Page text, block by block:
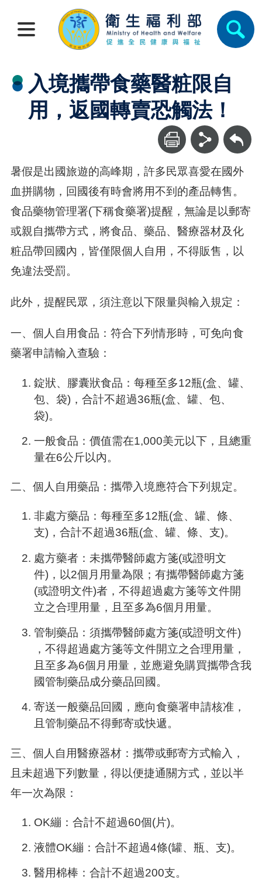
入境攜帶食藥醫粧限自
用，返國轉賣恐觸法！
回上一頁
暑假是出國旅遊的高峰期，許多民眾喜愛在國外
血拼購物，回國後有時會將用不到的產品轉售。
食品藥物管理署(下稱食藥署)提醒，無論是以郵寄
或親自攜帶方式，將食品、藥品、醫療器材及化
粧品帶回國內，皆僅限個人自用，不得販售，以
免違法受罰。
此外，提醒民眾，須注意以下限量與輸入規定：
一、個人自用食品：符合下列情形時，可免向食
藥署申請輸入查驗：
錠狀、膠囊狀食品：每種至多12瓶(盒、罐、
包、袋)，合計不超過36瓶(盒、罐、包、
袋)。
一般食品：價值需在1,000美元以下，且總重
量在6公斤以內。
二、個人自用藥品：攜帶入境應符合下列規定。
非處方藥品：每種至多12瓶(盒、罐、條、
支)，合計不超過36瓶(盒、罐、條、支)。
處方藥者：未攜帶醫師處方箋(或證明文
件)，以2個月用量為限；有攜帶醫師處方箋
(或證明文件)者，不得超過處方箋等文件開
立之合理用量，且至多為6個月用量。
管制藥品：須攜帶醫師處方箋(或證明文件)
，不得超過處方箋等文件開立之合理用量，
且至多為6個月用量，並應避免購買攜帶含我
國管制藥品成分藥品回國。
寄送一般藥品回國，應向食藥署申請核准，
且管制藥品不得郵寄或快遞。
三、個人自用醫療器材：攜帶或郵寄方式輸入，
且未超過下列數量，得以便捷通關方式，並以半
年一次為限：
OK繃：合計不超過60個(片)。
液體OK繃：合計不超過4條(罐、瓶、支)。
醫用棉棒：合計不超過200支。